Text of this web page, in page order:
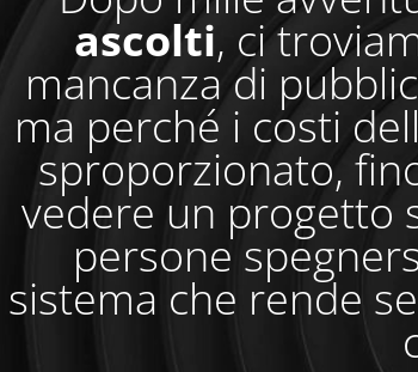
ascolti, ci
mancanza di
ma perché i costi
sproporzionato,
vedere un progetto
persone
sistema che rende